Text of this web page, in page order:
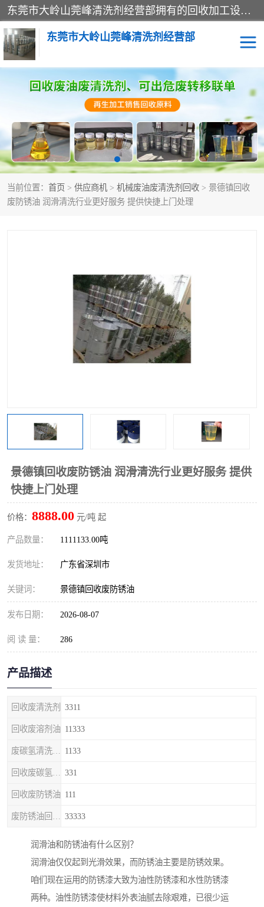
东莞市大岭山莞峰清洗剂经营部拥有的回收加工设备，大量废油回收、废清洗剂回收、废溶剂油回收、机械废油废清洗剂回收、废碳氢回收、碳氢液压油回收、碳氢二氯回收等废清洗剂处理；我们只是提供废旧化工原料的循环使用存放点，执行正规的存放，有正规的回收资质处理。同时我们公司批发零售回收级清洗剂，脱模油再生基础油，质量保证。
东莞市大岭山莞峰清洗剂经营部
当前位置： 首页 > 供应商机 > 机械废油废清洗剂回收 > 景德镇回收
废防锈油 润滑清洗行业更好服务 提供快捷上门处理
景德镇回收废防锈油 润滑清洗行业更好服务 提供
快捷上门处理
价格： 8888.00 元/吨 起
产品数量： 1111133.00吨
发货地址： 广东省深圳市
关键词： 景德镇回收废防锈油
发布日期： 2026-08-07
阅 读 量： 286
产品描述
回收废清洗剂 3311
回收废溶剂油 11333
1133
331
回收废防锈油 111
33333
润滑油和防锈油有什么区别？
润滑油仅仅起到光滑效果，而防锈油主要是防锈效果。
咱们现在运用的防锈漆大致为油性防锈漆和水性防锈漆
两种。油性防锈漆使材料外表油腻去除艰难，已很少运
废清洗剂回收
废溶剂油回收 机械废油废清洗剂回收
废碳氢回收 碳氢液压油回收
碳氢二氯回收 回收废三四氯乙烯
回收废清洗剂 上门回收废清洗剂